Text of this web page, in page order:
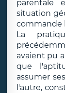
parentale
situation
commande
La
avaient pu
que
assumer
l'autre,